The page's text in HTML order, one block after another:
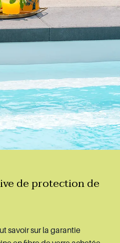
de protection de
savoir sur la garantie